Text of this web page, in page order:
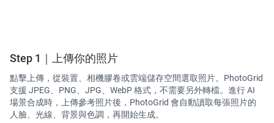
Step 1｜上傳你的照片
點擊上傳，從裝置、相機膠卷或雲端儲存空間選取照片。PhotoGrid
支援 JPEG、PNG、JPG、WebP 格式，不需要另外轉檔。進行 AI
場景合成時，上傳參考照片後，PhotoGrid 會自動讀取每張照片的
人臉、光線、背景與色調，再開始生成。